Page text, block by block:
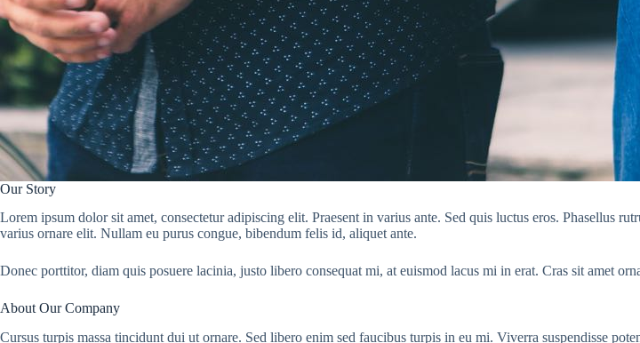
Our Story
Lorem ipsum dolor sit amet, consectetur adipiscing elit. Praesent in varius ante. Sed quis luctus eros. Phasellus
varius ornare elit. Nullam eu purus congue, bibendum felis id, aliquet ante.
Donec porttitor, diam quis posuere lacinia, justo libero consequat mi, at euismod lacus mi in erat. Cras sit amet
About Our Company
Cursus turpis massa tincidunt dui ut ornare. Sed libero enim sed faucibus turpis in eu mi. Viverra suspendisse